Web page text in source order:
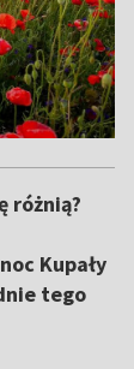
różnią?
noc Kupały
tego